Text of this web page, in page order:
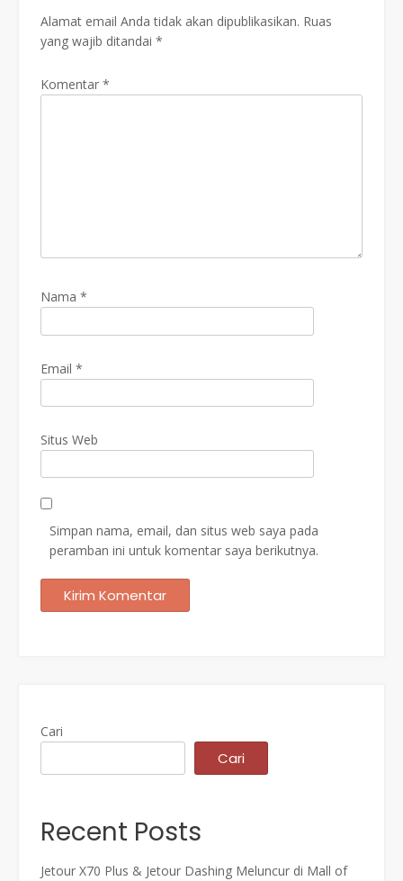
Alamat email Anda tidak akan dipublikasikan. Ruas
yang wajib ditandai *
Komentar *
Nama *
Email *
Situs Web
Simpan nama, email, dan situs web saya pada
peramban ini untuk komentar saya berikutnya.
Cari
Cari
Recent Posts
Jetour X70 Plus & Jetour Dashing Meluncur di Mall of